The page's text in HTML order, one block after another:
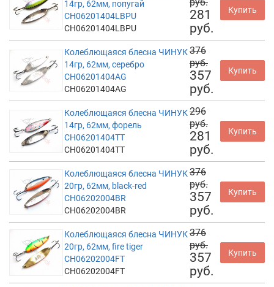
14гр, 62мм, попугай
CH06201404LBPU
CH06201404LBPU
281
руб.
Купить
Колеблющаяся блесна ЧИНУК
14гр, 62мм, серебро
CH06201404AG
CH06201404AG
376
руб.
357
руб.
Купить
Колеблющаяся блесна ЧИНУК
14гр, 62мм, форель
CH06201404TT
CH06201404TT
296
руб.
281
руб.
Купить
Колеблющаяся блесна ЧИНУК
20гр, 62мм, black-red
CH06202004BR
CH06202004BR
376
руб.
357
руб.
Купить
Колеблющаяся блесна ЧИНУК
20гр, 62мм, fire tiger
CH06202004FT
CH06202004FT
376
руб.
357
руб.
Купить